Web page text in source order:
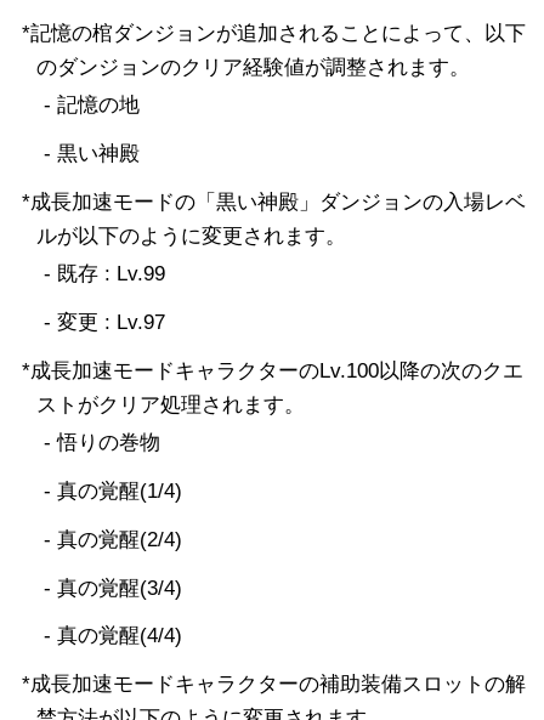
*記憶の棺ダンジョンが追加されることによって、以下
のダンジョンのクリア経験値が調整されます。
- 記憶の地
- 黒い神殿
*成長加速モードの「黒い神殿」ダンジョンの入場レベ
ルが以下のように変更されます。
- 既存 : Lv.99
- 変更 : Lv.97
*成長加速モードキャラクターのLv.100以降の次のクエ
ストがクリア処理されます。
- 悟りの巻物
- 真の覚醒(1/4)
- 真の覚醒(2/4)
- 真の覚醒(3/4)
- 真の覚醒(4/4)
*成長加速モードキャラクターの補助装備スロットの解